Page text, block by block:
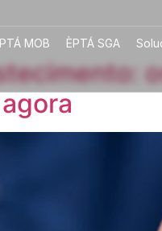
MOB ÈPTÁ SGA